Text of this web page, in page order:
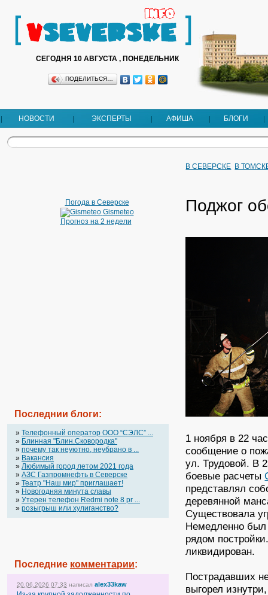
СЕГОДНЯ 10 АВГУСТА , ПОНЕДЕЛЬНИК
ПОДЕЛИТЬСЯ…
НОВОСТИ ЭКСПЕРТЫ АФИША БЛОГИ
Погода в Северске
Gismeteo
Прогноз на 2 недели
Последнии блоги:
» Телефонный оператор OOO “СЭЛС” ...
» Блинная "Блин.Сковородка"
» почему так неуютно, неубрано в ...
» Вакансия
» Любимый город летом 2021 года
» АЗС Газпромнефть в Северске
» Театр "Наш мир" приглашает!
» Новогодняя минута славы
» Утерен телефон Redmi note 8 pr ...
» розыгрыш или хулиганство?
Последние комментарии:
20.06.2026 07:33 написал alex33kaw
В СЕВЕРСКЕ В
Поджог
1 ноября в 22
сообщение о
ул. Трудовой. В
боевые расчеты
представлял
деревянной
Существовала
Немедленно был
рядом
ликвидирован.
Пострадавших
выгорел